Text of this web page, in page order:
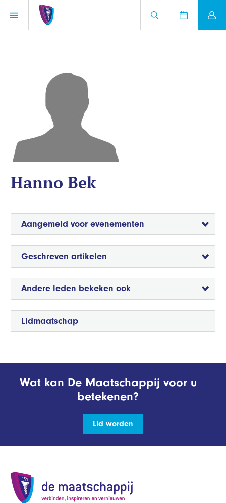
Lidmaatschap
Hanno Bek
Aangemeld voor evenementen
Geschreven artikelen
Andere leden bekeken ook
Wat kan De Maatschappij voor u
betekenen?
Lid worden